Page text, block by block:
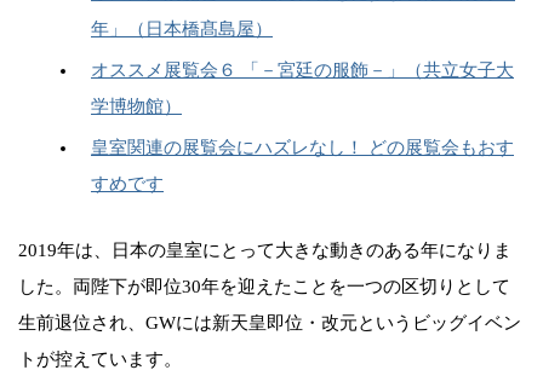
年」（日本橋髙島屋）
オススメ展覧会６ 「－宮廷の服飾－」（共立女子大
学博物館）
皇室関連の展覧会にハズレなし！ どの展覧会もおす
すめです
2019年は、日本の皇室にとって大きな動きのある年になりま
した。両陛下が即位30年を迎えたことを一つの区切りとして
生前退位され、GWには新天皇即位・改元というビッグイベン
トが控えています。